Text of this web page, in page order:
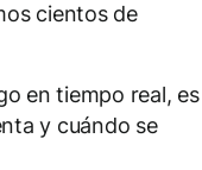
cientos de
en tiempo real, es
y cuándo se